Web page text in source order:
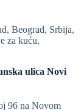
, Beograd, Srbija,
za kuću,
ulica Novi
96 na Novom